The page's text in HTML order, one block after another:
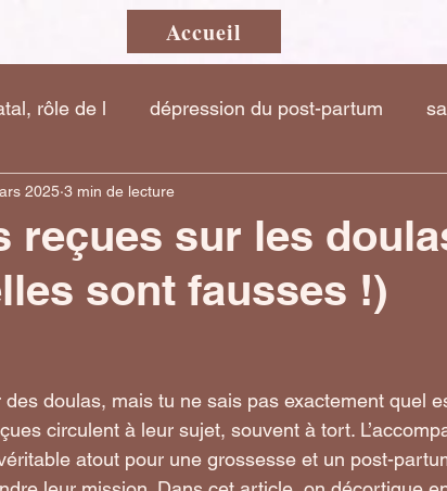
Accueil
rôle de l dépression du post-partum
reçues sur les
sont fausses !)
2025 3 min de lecture
doulas, mais tu ne sais pas exactement quel
circulent à leur sujet, souvent à tort.
atout pour une grossesse et un post-